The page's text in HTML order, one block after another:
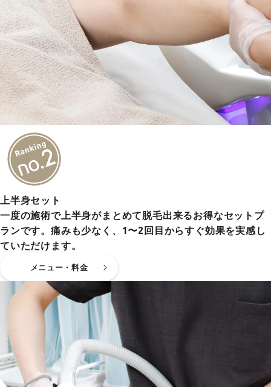
上半身セット
一度の施術で上半身がまとめて脱毛出来るお得なセットプ
ランです。痛みも少なく、1〜2回目からすぐ効果を実感し
ていただけます。
メニュー・料金